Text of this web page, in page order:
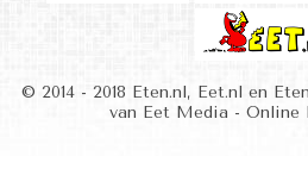
© 2014 - 2018 Eten.nl, Eet.nl en
van Eet Media - Online